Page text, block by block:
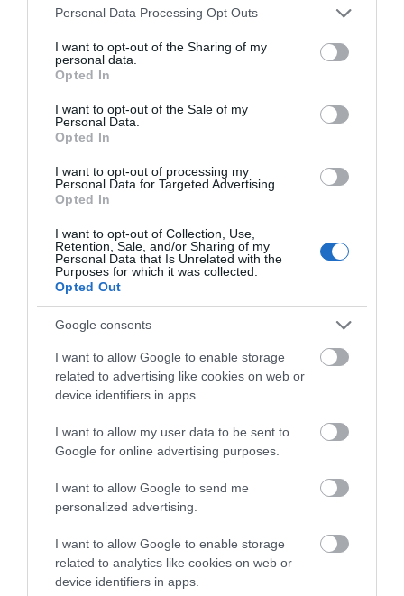
Please note that this website/app uses one or more Google
not limited to your visit or usage behaviour. You may click to
grant or deny consent to Google and its third-party tags to
use your data for below specified purposes in below Google
consent section.
Personal Data Processing Opt Outs
I want to opt-out of the Sharing of my
personal data.
Opted In
I want to opt-out of the Sale of my
Personal Data.
Opted In
I want to opt-out of processing my
Personal Data for Targeted Advertising.
Opted In
I want to opt-out of Collection, Use,
Retention, Sale, and/or Sharing of my
Personal Data that Is Unrelated with the
Purposes for which it was collected.
Opted Out
Google consents
I want to allow Google to enable storage
related to advertising like cookies on web or
device identifiers in apps.
I want to allow my user data to be sent to
Google for online advertising purposes.
I want to allow Google to send me
personalized advertising.
I want to allow Google to enable storage
related to analytics like cookies on web or
device identifiers in apps.
καίει στο Νησί, συγκλονιστική
βίντεο
06.08.2026 | 19:40
Ξεκινάει τεράστιο έργο αξίας
2.425.000€ στην Εύβοια – Δείτε
κοπέλα που έπεσε από
την γέφυρα: Τα
νεότερα για την υγεία
στη Σκύρο: Κινδύνευσε
κτηνοτροφική μονάδα